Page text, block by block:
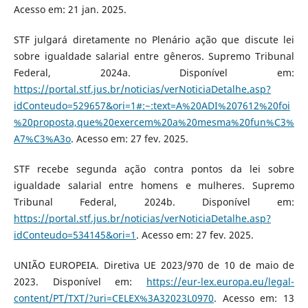
Acesso em: 21 jan. 2025.
STF julgará diretamente no Plenário ação que discute lei
sobre igualdade salarial entre gêneros. Supremo Tribunal
Federal, 2024a. Disponível em:
https://portal.stf.jus.br/noticias/verNoticiaDetalhe.asp?
idConteudo=529657&ori=1#:~:text=A%20ADI%207612%20foi
%20proposta,que%20exercem%20a%20mesma%20fun%C3%
A7%C3%A3o. Acesso em: 27 fev. 2025.
STF recebe segunda ação contra pontos da lei sobre
igualdade salarial entre homens e mulheres. Supremo
Tribunal Federal, 2024b. Disponível em:
https://portal.stf.jus.br/noticias/verNoticiaDetalhe.asp?
idConteudo=534145&ori=1 . Acesso em: 27 fev. 2025.
UNIÃO EUROPEIA. Diretiva UE 2023/970 de 10 de maio de
2023. Disponível em: https://eur-lex.europa.eu/legal-
content/PT/TXT/?uri=CELEX%3A32023L0970. Acesso em: 13